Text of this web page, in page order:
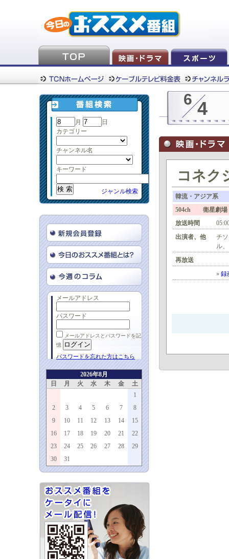
月
日
カテゴリー
チャンネル名
キーワード
ジャンル検索
メールアドレス
パスワード
メールアドレスとパスワードを記
憶
パスワードを忘れた方はこちら
2026年8月
日
月 火 水 木 金
土
1
2
3 4 5 6 7
8
9
10 11 12 13 14
15
16
17 18 19 20 21
22
23
24 25 26 27 28
29
30
31
6 4
コネク
韓流・アジア系
504ch 衛星劇場
放送時間
出演者、他
チ
ル
再放送
» 録